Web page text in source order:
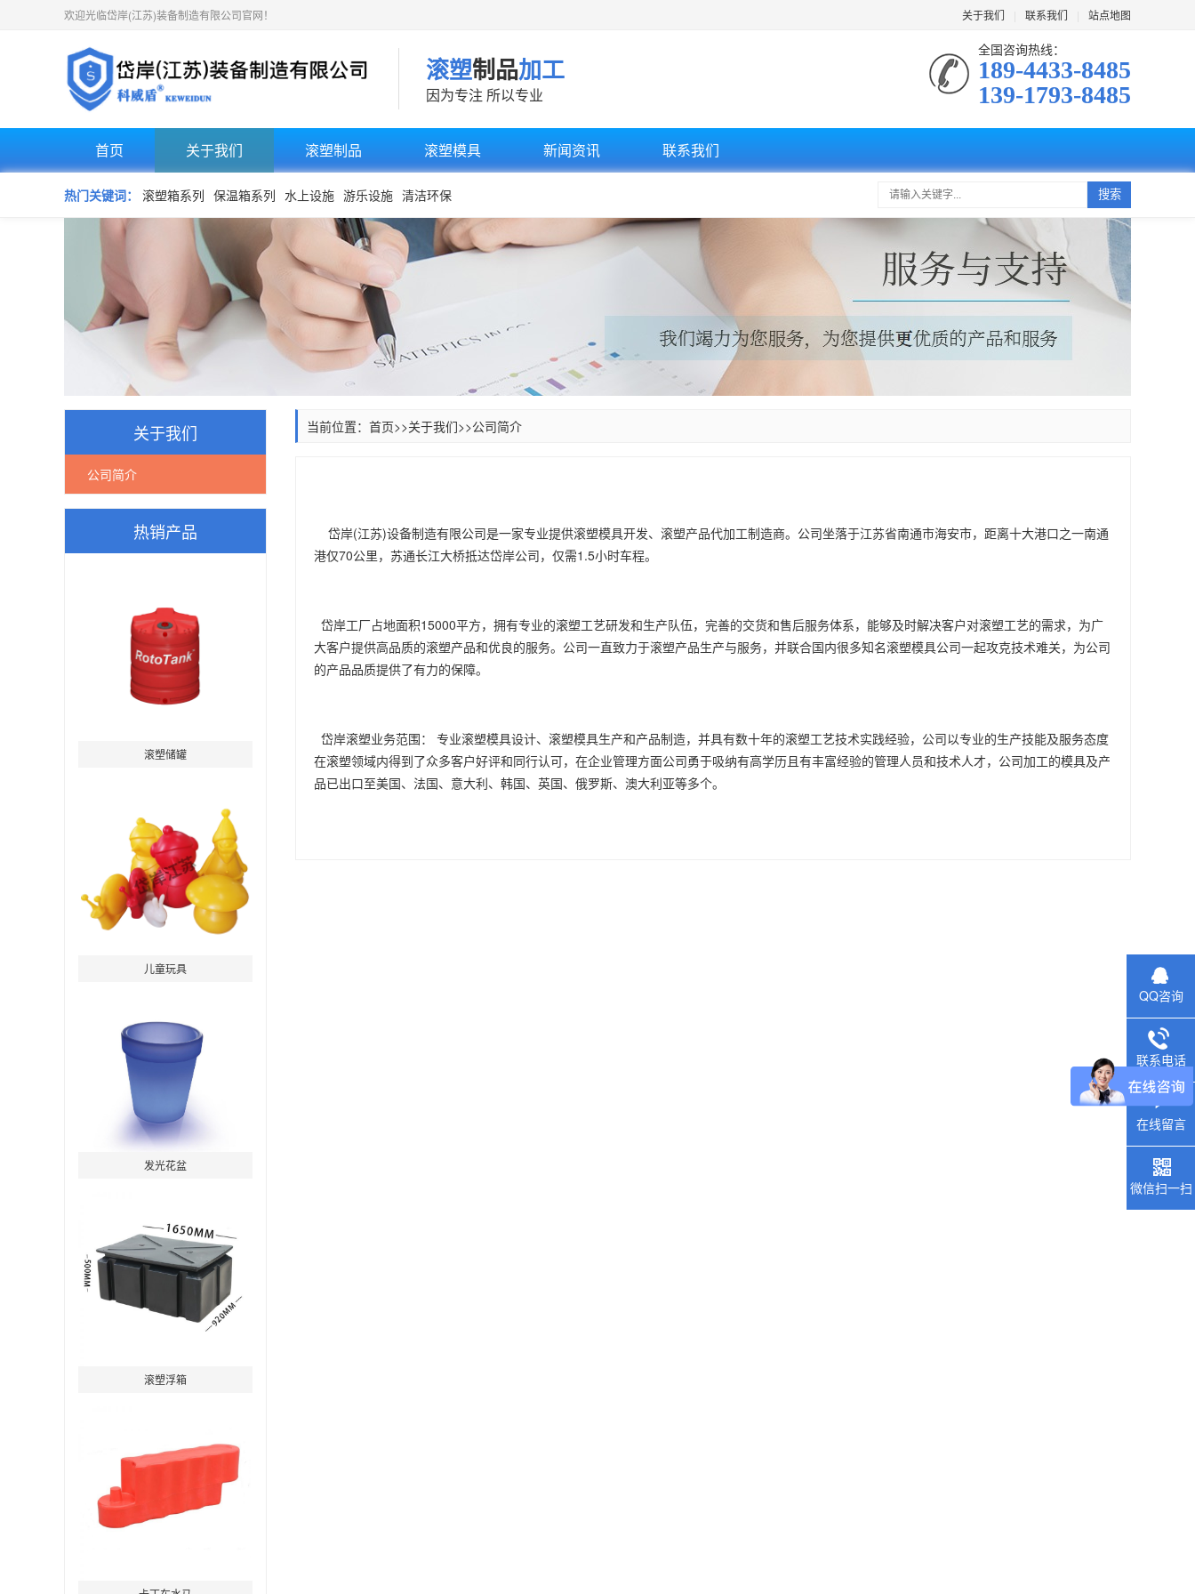
关于我们 联系我们 站点地图
欢迎光临岱岸(江苏)装备制造有限公司官网！
滚塑制品加工
因为专注 所以专业
全国咨询热线：
189-4433-8485
139-1793-8485
首页 关于我们 滚塑制品 滚塑模具 新闻资讯 联系我们
热门关键词： 滚塑箱系列 保温箱系列 水上设施 游乐设施 清洁环保 搜索
关于我们
公司简介
热销产品
滚塑储罐
儿童玩具
发光花盆
滚塑浮箱
当前位置： 首页>>关于我们>>公司简介
岱岸(江苏)设备制造有限公司是一家专业提供滚塑模具开发、滚塑产品代加工制造商。公司坐落于江苏省南通市海安市，距离十大港口之一南通
港仅70公里，苏通长江大桥抵达岱岸公司，仅需1.5小时车程。
岱岸工厂占地面积15000平方，拥有专业的滚塑工艺研发和生产队伍，完善的交货和售后服务体系，能够及时解决客户对滚塑工艺的需求，为广
大客户提供高品质的滚塑产品和优良的服务。公司一直致力于滚塑产品生产与服务，并联合国内很多知名滚塑模具公司一起攻克技术难关，为公司
的产品品质提供了有力的保障。
岱岸滚塑业务范围： 专业滚塑模具设计、滚塑模具生产和产品制造，并具有数十年的滚塑工艺技术实践经验，公司以专业的生产技能及服务态度
在滚塑领域内得到了众多客户好评和同行认可，在企业管理方面公司勇于吸纳有高学历且有丰富经验的管理人员和技术人才，公司加工的模具及产
品已出口至美国、法国、意大利、韩国、英国、俄罗斯、澳大利亚等多个。
QQ咨询
联系电话
在线留言
微信扫一扫